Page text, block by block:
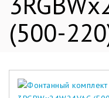
(500-